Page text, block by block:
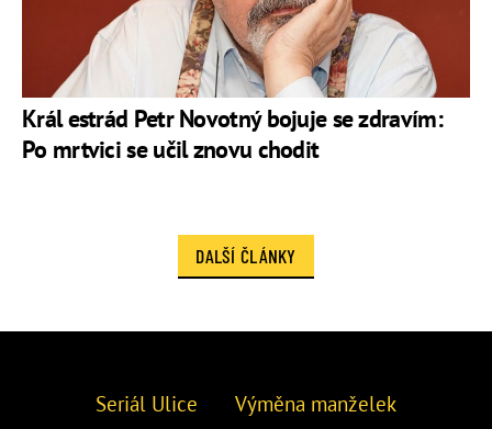
Král estrád Petr Novotný bojuje se zdravím:
Po mrtvici se učil znovu chodit
DALŠÍ ČLÁNKY
Seriál Ulice Výměna manželek